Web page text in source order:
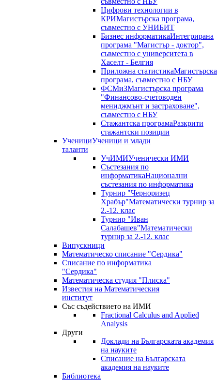
Цифрови технологии в
КРИМагистърска програма,
съвместно с УНИБИТ
Бизнес информатикаИнтегрирана
програма "Магистър - доктор",
съвместно с университета в
Хаселт - Белгия
Приложна статистикаМагистърска
програма, съвместно с НБУ
ФСМиЗМагистърска програма
"Финансово-счетоводен
мениджмънт и застраховане",
съвместно с НБУ
Стажантска програмаРазкрити
стажантски позиции
УченициУченици и млади
таланти
УчИМИУченически ИМИ
Състезания по
информатикаНационални
състезания по информатика
Турнир "Черноризец
Храбър"Математически турнир за
2.-12. клас
Турнир "Иван
Салабашев"Математически
турнир за 2.-12. клас
Випускници
Математическо списание "Сердика"
Списание по информатика
"Сердика"
Математическа студия "Плиска"
Известия на Математическия
институт
Със съдействието на ИМИ
Fractional Calculus and Applied
Analysis
Други
Доклади на Българската академия
на науките
Списание на Българската
академия на науките
Библиотека